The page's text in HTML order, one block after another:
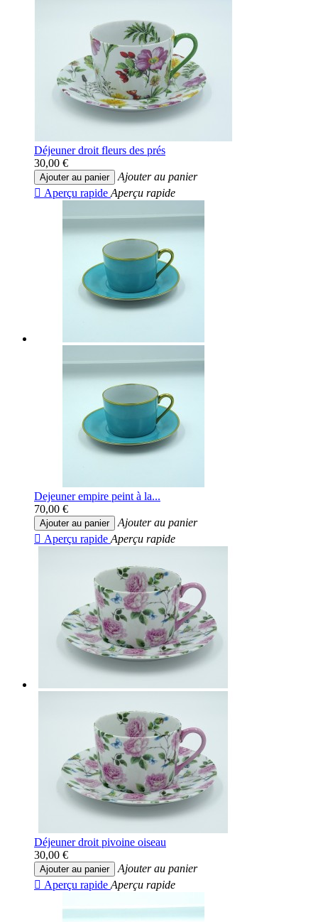
Déjeuner droit fleurs des prés
30,00 €
Ajouter au panier
Ajouter au panier
 Aperçu rapide Aperçu rapide
Dejeuner empire peint à la...
70,00 €
Ajouter au panier
Ajouter au panier
 Aperçu rapide Aperçu rapide
Déjeuner droit pivoine oiseau
30,00 €
Ajouter au panier
Ajouter au panier
 Aperçu rapide Aperçu rapide